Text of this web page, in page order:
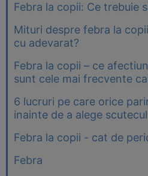
Febra la copii: Ce trebuie
Mituri despre febra la
cu adevarat?
Febra la copii – ce
sunt cele mai frecvente
6 lucruri pe care orice
inainte de a alege
Febra la copii - cat de
Febra